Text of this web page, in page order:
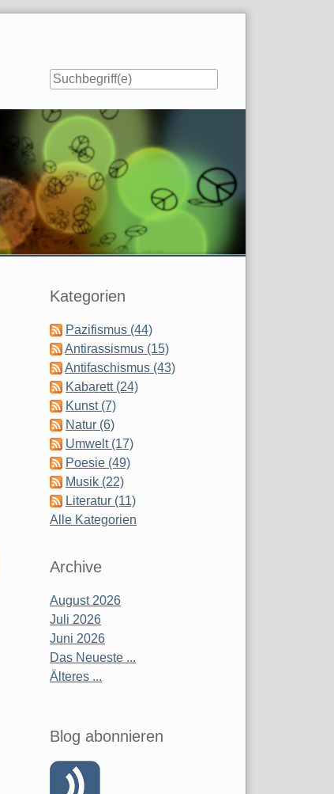
Seitenleiste
Kategorien
Pazifismus (44)
Antirassismus (15)
Antifaschismus (43)
Kabarett (24)
Kunst (7)
Natur (6)
Umwelt (17)
Poesie (49)
Musik (22)
Literatur (11)
Alle Kategorien
Archive
August 2026
Juli 2026
Juni 2026
Das Neueste ...
Älteres ...
Blog abonnieren